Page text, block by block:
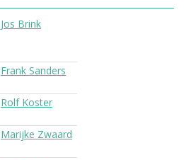
Jos Brink
Frank Sanders
Rolf Koster
Marijke Zwaard